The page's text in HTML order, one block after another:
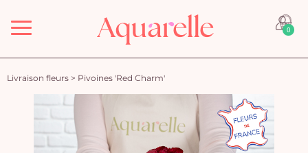
Menu 0
Livraison fleurs > Pivoines 'Red Charm'